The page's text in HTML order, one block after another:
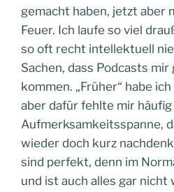
gemacht haben, jetzt aber
Feuer. Ich laufe so viel
so oft recht intellektuell
Sachen, dass Podcasts
kommen. „Früher“ habe
aber dafür fehlte mir häufig
Aufmerksamkeitsspanne,
wieder doch kurz
sind perfekt, denn im
und ist auch alles gar nicht